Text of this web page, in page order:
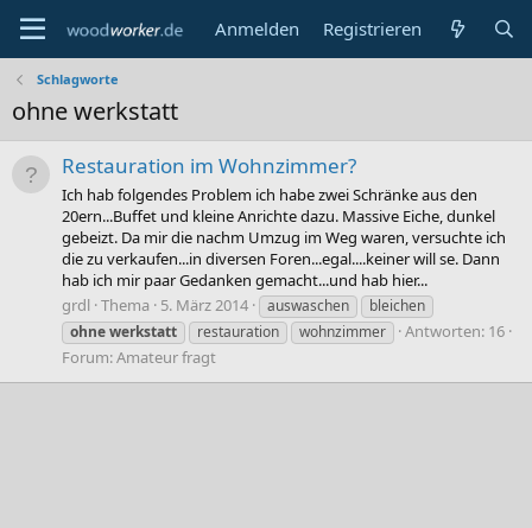
Anmelden Registrieren
Schlagworte
ohne werkstatt
Restauration im Wohnzimmer?
Ich hab folgendes Problem ich habe zwei Schränke aus den
20ern...Buffet und kleine Anrichte dazu. Massive Eiche, dunkel
gebeizt. Da mir die nachm Umzug im Weg waren, versuchte ich
die zu verkaufen...in diversen Foren...egal....keiner will se. Dann
hab ich mir paar Gedanken gemacht...und hab hier...
grdl Thema 5. März 2014 auswaschen
bleichen
ohnewerkstatt restauration wohnzimmer
Antworten: 16
Forum:Amateur fragt